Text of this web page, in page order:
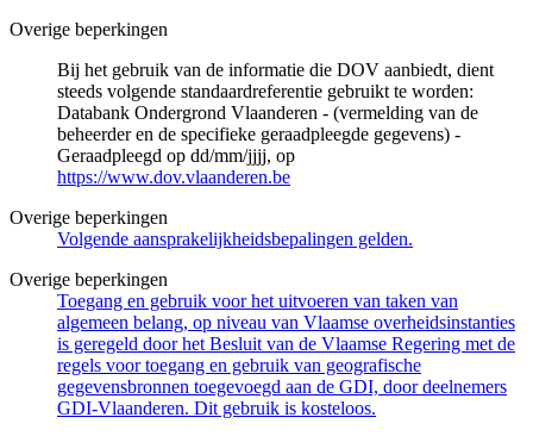
Overige beperkingen
Bij het gebruik van de informatie die DOV aanbiedt, dient
steeds volgende standaardreferentie gebruikt te worden:
Databank Ondergrond Vlaanderen - (vermelding van de
beheerder en de specifieke geraadpleegde gegevens) -
Geraadpleegd op dd/mm/jjjj, op
https://www.dov.vlaanderen.be
Overige beperkingen
Volgende aansprakelijkheidsbepalingen gelden.
Overige beperkingen
Toegang en gebruik voor het uitvoeren van taken van
algemeen belang, op niveau van Vlaamse overheidsinstanties
is geregeld door het Besluit van de Vlaamse Regering met de
regels voor toegang en gebruik van geografische
gegevensbronnen toegevoegd aan de GDI, door deelnemers
GDI-Vlaanderen. Dit gebruik is kosteloos.